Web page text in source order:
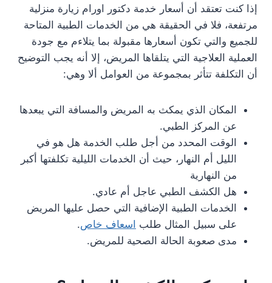
إذا كنت تعتقد أن أسعار خدمة دكتور اورام زيارة منزلية
مرتفعة، فلا في الحقيقة هي من الخدمات الطبية المتاحة
للجميع والتي تكون أسعارها مقبولة بما يتلاءم مع جودة
العملية العلاجية التي يتلقاها المريض، إلا أنه يجب التوضيح
أن التكلفة تتأثر بمجموعة من العوامل ألا وهي:
المكان الذي يمكث به المريض والمسافة التي يبعدها
عن المركز الطبي.
الوقت المحدد من أجل طلب الخدمة هل هو في
الليل أم النهار، حيث أن الخدمات الليلية تكلفتها أكبر
من النهارية
هل الكشف الطبي عاجل أم عادي.
الخدمات الطبية الإضافية التي حصل عليها المريض
على سبيل المثال طلب اسعاف خاص.
مدى صعوبة الحالة الصحية للمريض.